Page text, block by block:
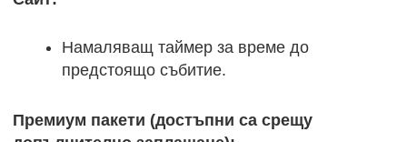
Намаляващ таймер за време до
предстоящо събитие.
Премиум пакети (достъпни са срещу